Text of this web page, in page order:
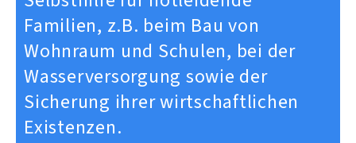
Familien, z.B. beim Bau von
Wohnraum und Schulen, bei der
Wasserversorgung sowie der
Sicherung ihrer wirtschaftlichen
Existenzen.